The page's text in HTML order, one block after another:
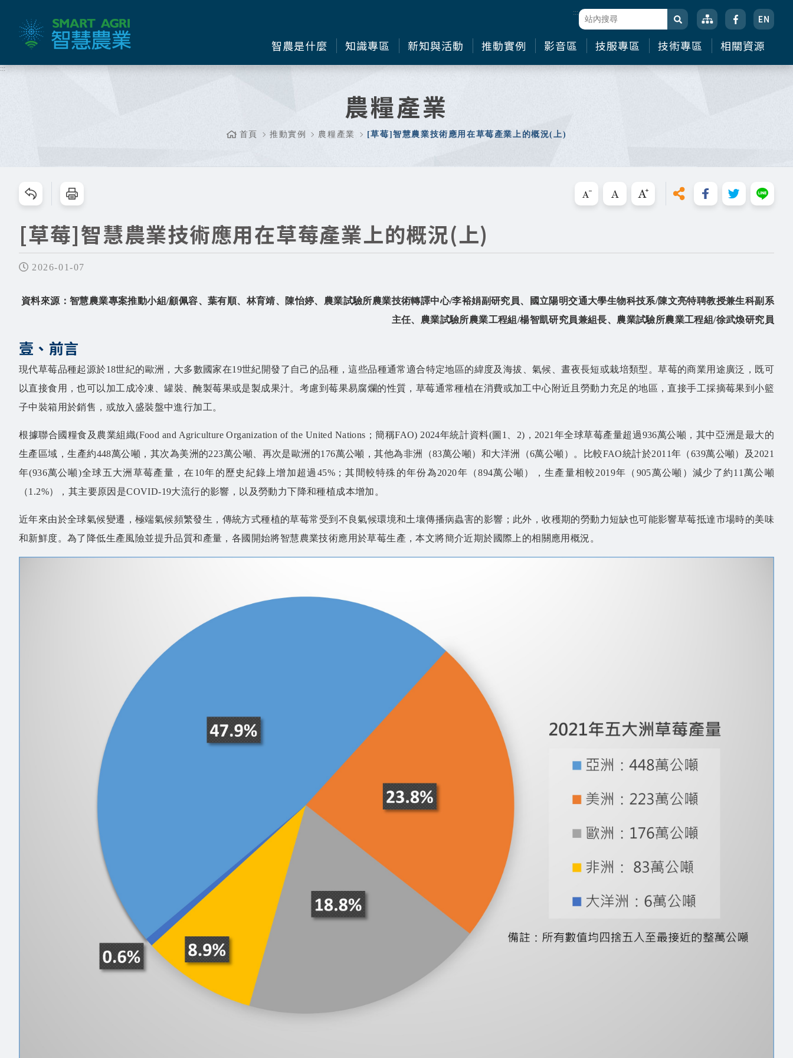
容
:::
站台檢索
智農是什麼 知識專區 新知與活動 推動實例 影音區 技服專區 技術專區 相關資源
:::
農糧產業
首頁 推動實例 農糧產業 [草莓]智慧農業技術應用在草莓產業上的概況(上)
跳過此工具列請按[Enter]，繼續則按[Tab]
[草莓]智慧農業技術應用在草莓產業上的概況(上)
2026-01-07
資料來源：智慧農業專案推動小組/顧佩容、葉有順、林育靖、陳怡婷、 農業試驗所農業技術轉譯中心/李裕娟副研究員、
國立陽明交通大學生物科技系/陳文亮特聘教授兼生科副系
主任、 農業試驗所農業工程組/楊智凱研究員兼組長、 農業試驗所農業工程組/徐武煥研究員
壹、前言
現代草莓品種起源於18世紀的歐洲，大多數國家在19世紀開發了自己的品種，這些品種通常適合特定地區的緯度及海拔、氣候、晝夜長短或栽培類型。草莓的商業用途廣泛，既可
以直接食用，也可以加工成冷凍、罐裝、醃製莓果或是製成果汁。考慮到莓果易腐爛的性質，草莓通常種植在消費或加工中心附近且勞動力充足的地區，直接手工採摘莓果到小籃
子中裝箱用於銷售，或放入盛裝盤中進行加工。
根據聯合國糧食及農業組織(Food and Agriculture Organization of the United Nations；簡稱FAO) 2024年統計資料(圖1、2)，2021年全球草莓產量超過936萬公噸，其中亞洲是最大的
生產區域，生產約448萬公噸，其次為美洲的223萬公噸、再次是歐洲的176萬公噸，其他為非洲（83萬公噸）和大洋洲（6萬公噸）。比較FAO統計於2011年（639萬公噸）及2021
年(936萬公噸)全球五大洲草莓產量，在10年的歷史紀錄上增加超過45%；其間較特殊的年份為2020年（894萬公噸），生產量相較2019年（905萬公噸）減少了約11萬公噸
（1.2%），其主要原因是COVID-19大流行的影響，以及勞動力下降和種植成本增加。
近年來由於全球氣候變遷，極端氣候頻繁發生，傳統方式種植的草莓常受到不良氣候環境和土壤傳播病蟲害的影響；此外，收穫期的勞動力短缺也可能影響草莓抵達市場時的美味
和新鮮度。為了降低生產風險並提升品質和產量，各國開始將智慧農業技術應用於草莓生產，本文將簡介近期於國際上的相關應用概況。